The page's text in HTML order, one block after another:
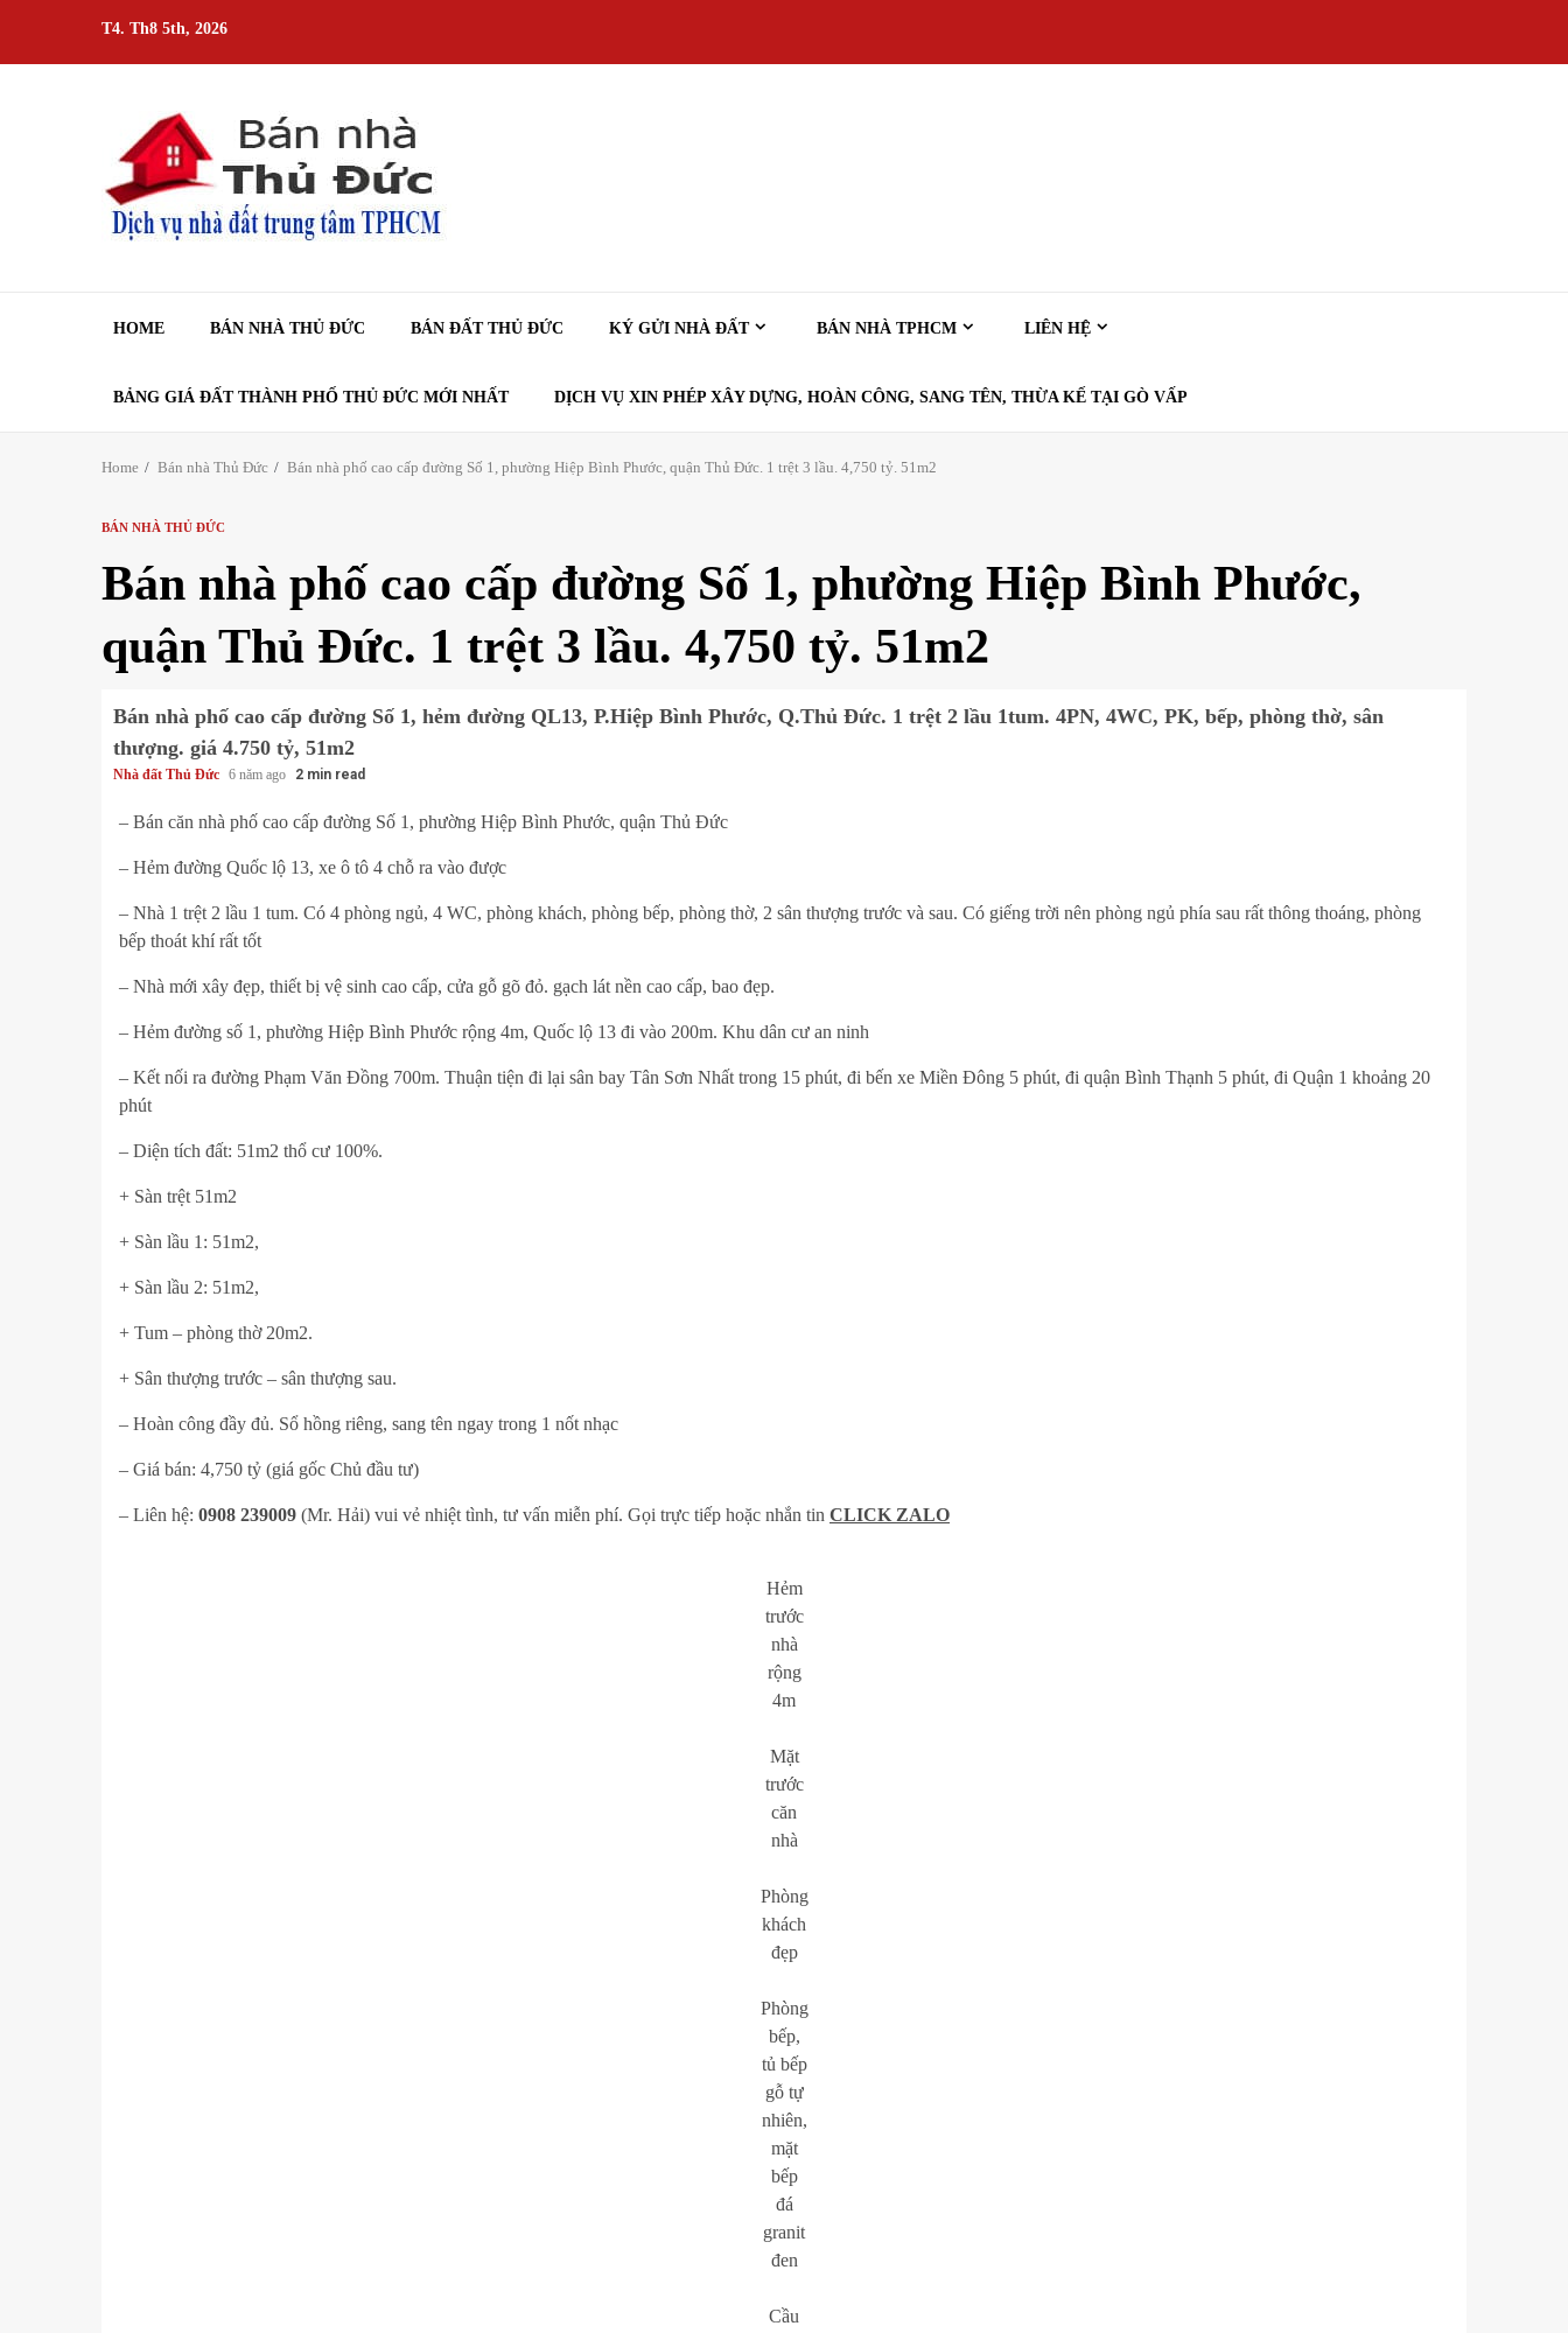
content
T4. Th8 5th, 2026
HOME BÁN NHÀ THỦ ĐỨC BÁN ĐẤT THỦ ĐỨC KÝ GỬI NHÀ ĐẤT BÁN NHÀ TPHCM LIÊN HỆ
BẢNG GIÁ ĐẤT THÀNH PHỐ THỦ ĐỨC MỚI NHẤT DỊCH VỤ XIN PHÉP XÂY DỰNG, HOÀN CÔNG, SANG TÊN, THỪA KẾ TẠI GÒ VẤP
Home Bán nhà Thủ Đức Bán nhà phố cao cấp đường Số 1, phường Hiệp Bình Phước, quận Thủ Đức. 1 trệt 3 lầu. 4,750 tỷ. 51m2
BÁN NHÀ THỦ ĐỨC
Bán nhà phố cao cấp đường Số 1, phường Hiệp Bình Phước,
quận Thủ Đức. 1 trệt 3 lầu. 4,750 tỷ. 51m2
Bán nhà phố cao cấp đường Số 1, hẻm đường QL13, P.Hiệp Bình Phước, Q.Thủ Đức. 1 trệt 2 lầu 1tum. 4PN, 4WC, PK, bếp, phòng thờ, sân
thượng. giá 4.750 tỷ, 51m2
Nhà đất Thủ Đức 6 năm ago 2 min read
– Bán căn nhà phố cao cấp đường Số 1, phường Hiệp Bình Phước, quận Thủ Đức
– Hẻm đường Quốc lộ 13, xe ô tô 4 chỗ ra vào được
– Nhà 1 trệt 2 lầu 1 tum. Có 4 phòng ngủ, 4 WC, phòng khách, phòng bếp, phòng thờ, 2 sân thượng trước và sau. Có giếng trời nên phòng ngủ phía sau rất thông thoáng, phòng
bếp thoát khí rất tốt
– Nhà mới xây đẹp, thiết bị vệ sinh cao cấp, cửa gỗ gõ đỏ. gạch lát nền cao cấp, bao đẹp.
– Hẻm đường số 1, phường Hiệp Bình Phước rộng 4m, Quốc lộ 13 đi vào 200m. Khu dân cư an ninh
– Kết nối ra đường Phạm Văn Đồng 700m. Thuận tiện đi lại sân bay Tân Sơn Nhất trong 15 phút, đi bến xe Miền Đông 5 phút, đi quận Bình Thạnh 5 phút, đi Quận 1 khoảng 20
phút
– Diện tích đất: 51m2 thổ cư 100%.
+ Sàn trệt 51m2
+ Sàn lầu 1: 51m2,
+ Sàn lầu 2: 51m2,
+ Tum – phòng thờ 20m2.
+ Sân thượng trước – sân thượng sau.
– Hoàn công đầy đủ. Sổ hồng riêng, sang tên ngay trong 1 nốt nhạc
– Giá bán: 4,750 tỷ (giá gốc Chủ đầu tư)
– Liên hệ: 0908 239009 (Mr. Hải) vui vẻ nhiệt tình, tư vấn miễn phí. Gọi trực tiếp hoặc nhắn tin CLICK ZALO
Hẻm
trước
nhà
rộng
4m
Mặt
trước
căn
nhà
Phòng
khách
đẹp
Phòng
bếp,
tủ bếp
gỗ tự
nhiên,
mặt
bếp
đá
granit
đen
Cầu